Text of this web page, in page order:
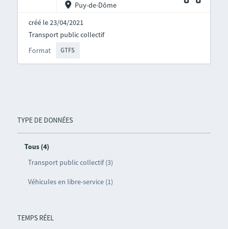
TYPE DE DONNÉES
Tous (4)
Transport public collectif (3)
Véhicules en libre-service (1)
TEMPS RÉEL
Puy-de-Dôme
créé le 23/04/2021
Format GTFS
Transport public collectif